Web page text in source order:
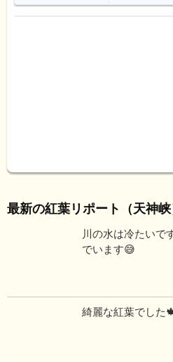
最新の紅葉リポート（天神峡
川の水は冷たいで
でいます😅
綺麗な紅葉でした